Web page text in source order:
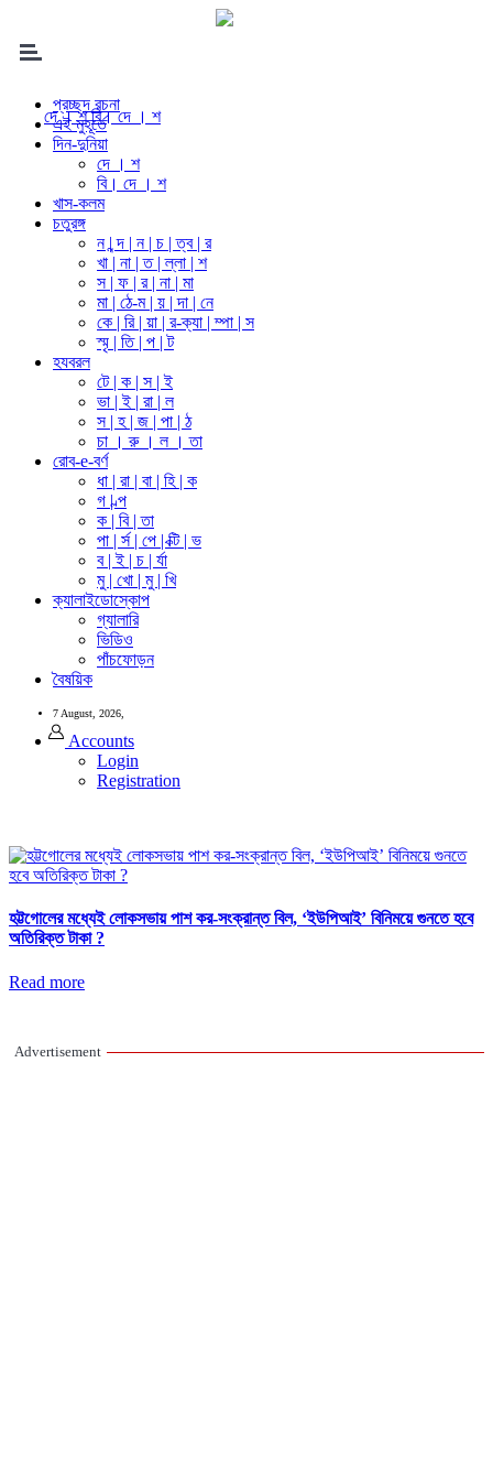
প্রচ্ছদ রচনা
এই মুহূর্তে
দিন-দুনিয়া
দে । শ
বি। দে । শ
খাস-কলম
চতুরঙ্গ
ন | ন্দ | ন | চ | ত্ব | র
খা | না | ত | ল্লা | শ
স | ফ | র | না | মা
মা | ঠে-ম | য় | দা | নে
কে | রি | য়া | র-ক্যা | ম্পা | স
স্মৃ | তি | প | ট
হযবরল
টে | ক | স | ই
ভা | ই | রা | ল
স | হ | জ | পা | ঠ
চা । রু । ল । তা
রোব-e-বর্ণ
ধা | রা | বা | হি | ক
গ | ল্প
ক | বি | তা
পা | র্স | পে | ক্টি | ভ
ব | ই | চ | র্যা
মু | খো | মু | খি
ক্যালাইডোস্কোপ
গ্যালারি
ভিডিও
পাঁচফোড়ন
বৈষয়িক
7 August, 2026,
Accounts
Login
Registration
দে । শ বি। দে । শ
হট্টগোলের মধ্যেই লোকসভায় পাশ কর-সংক্রান্ত বিল, ‘ইউপিআই’ বিনিময়ে গুনতে হবে
অতিরিক্ত টাকা ?
Read more
Advertisement